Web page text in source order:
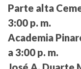
Parte alta
3:00 p. m.
Academia
a 3:00 p. m.